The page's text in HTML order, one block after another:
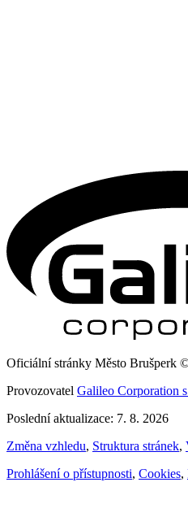
Oficiální stránky Město Brušperk
Provozovatel Galileo Corporation
Poslední aktualizace: 7. 8. 2026
Změna vzhledu, Struktura stránek,
Prohlášení o přístupnosti, Cookies,